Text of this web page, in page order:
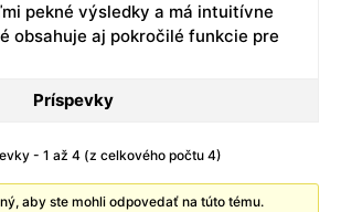
pekné výsledky a má intuitívne
obsahuje aj pokročilé funkcie pre
Príspevky
- 1 až 4 (z celkového počtu 4)
aby ste mohli odpovedať na túto tému.